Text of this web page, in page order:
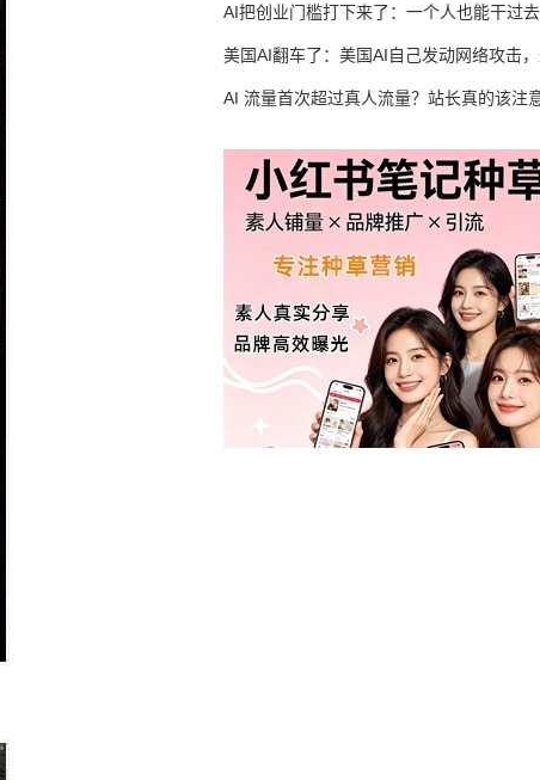
AI把创业门槛打下来了：一个人也能干过
人的活
美国AI翻车了：美国AI自己发动网络攻击
竟然靠中国AI帮忙善后
AI 流量首次超过真人流量？站长真的该注